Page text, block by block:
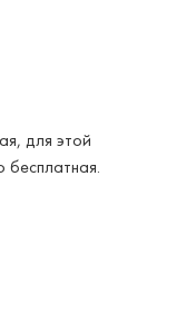
для этой
бесплатная.